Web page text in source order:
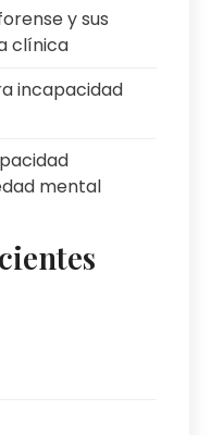
y sus
clínica
incapacidad
mental